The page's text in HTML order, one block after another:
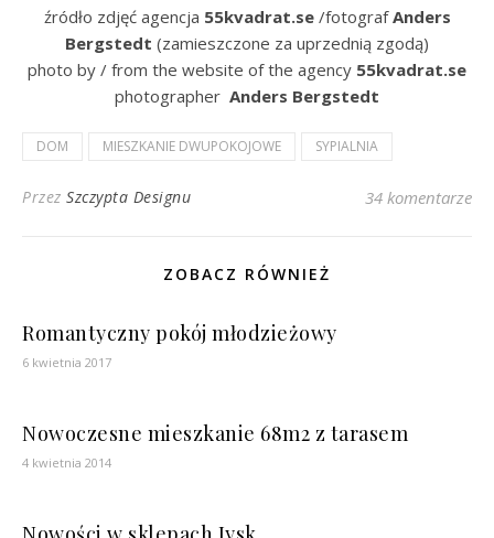
źródło zdjęć agencja 55kvadrat.se/fotografAnders
Bergstedt (zamieszczone za uprzednią zgodą)
photo by / from the website of the agency 55kvadrat.se
photographer Anders Bergstedt
DOM MIESZKANIE DWUPOKOJOWE SYPIALNIA
Przez Szczypta Designu 34 komentarze
ZOBACZ RÓWNIEŻ
Romantyczny pokój młodzieżowy
6 kwietnia 2017
Nowoczesne mieszkanie 68m2 z tarasem
4 kwietnia 2014